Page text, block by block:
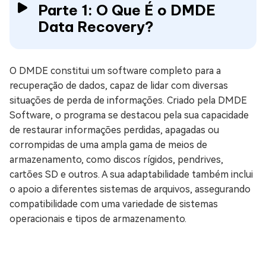
Parte 1: O Que É o DMDE
Data Recovery?
O DMDE constitui um software completo para a
recuperação de dados, capaz de lidar com diversas
situações de perda de informações. Criado pela DMDE
Software, o programa se destacou pela sua capacidade
de restaurar informações perdidas, apagadas ou
corrompidas de uma ampla gama de meios de
armazenamento, como discos rígidos, pendrives,
cartões SD e outros. A sua adaptabilidade também inclui
o apoio a diferentes sistemas de arquivos, assegurando
compatibilidade com uma variedade de sistemas
operacionais e tipos de armazenamento.